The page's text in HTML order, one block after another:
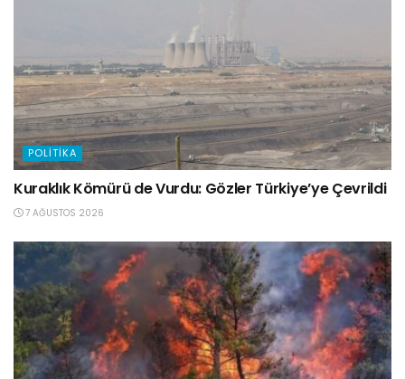
POLITIKA
Kuraklık Kömürü de Vurdu: Gözler Türkiye’ye Çevrildi
7 AĞUSTOS 2026